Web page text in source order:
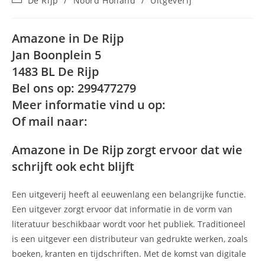
op:
Amazone in De Rijp
Jan Boonplein 5
1483 BL De Rijp
Bel ons op: 299477279
Meer informatie vind u op:
Of mail naar:
Amazone in De Rijp zorgt ervoor dat wie
schrijft ook echt blijft
Een uitgeverij heeft al eeuwenlang een belangrijke functie.
Een uitgever zorgt ervoor dat informatie in de vorm van
literatuur beschikbaar wordt voor het publiek. Traditioneel
is een uitgever een distributeur van gedrukte werken, zoals
boeken, kranten en tijdschriften. Met de komst van digitale